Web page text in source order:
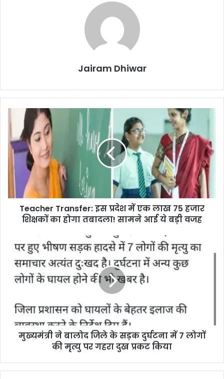
Jairam Dhiwar
Teacher
Transfer:
प्रदेश
एक
लाख
75
हजार
शिक्षकों
सामने
आई
बड़ी
Teacher Transfer: इस प्रदेश में एक लाख 75 हजार
शिक्षकों का होगा तबादला! सामने आई ये बड़ी वजह
बालोद
दुर्घटना
मुख्यमंत्री ने बालोद जिले के सड़क दुर्घटना में 7 लोगों
की मृत्यु पर गहरा दुख प्रकट किया